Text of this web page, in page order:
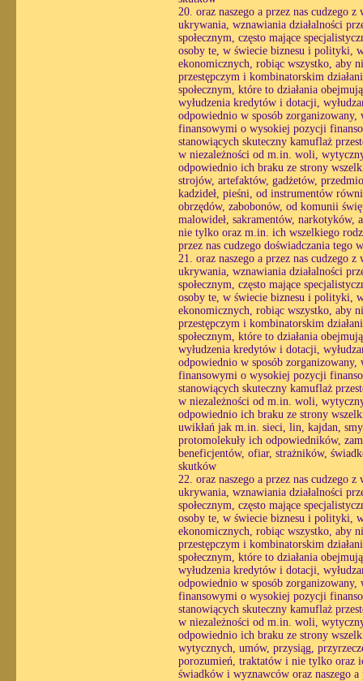
20. oraz naszego a przez nas cudzego
ukrywania, wznawiania działalności
społecznym, często mające
osoby te, w świecie biznesu i polityki,
ekonomicznych, robiąc wszystko, aby
przestępczym i kombinatorskim
społecznym, które to działania
wyłudzenia kredytów i dotacji,
odpowiednio w sposób
finansowymi o wysokiej pozycji
stanowiących skuteczny kamuflaż
w niezależności od m.in. woli,
odpowiednio ich braku ze strony
strojów, artefaktów, gadżetów,
kadzideł, pieśni, od instrumentów
obrzędów, zabobonów, od komunii
malowideł, sakramentów,
nie tylko oraz m.in. ich wszelkiego
przez nas cudzego doświadczania tego
21. oraz naszego a przez nas cudzego
ukrywania, wznawiania działalności
społecznym, często mające
osoby te, w świecie biznesu i polityki,
ekonomicznych, robiąc wszystko, aby
przestępczym i kombinatorskim
społecznym, które to działania
wyłudzenia kredytów i dotacji,
odpowiednio w sposób
finansowymi o wysokiej pozycji
stanowiących skuteczny kamuflaż
w niezależności od m.in. woli,
odpowiednio ich braku ze strony
uwikłań jak m.in. sieci, lin, kajdan,
protomolekuły ich odpowiedników,
beneficjentów, ofiar, strażników,
skutków
22. oraz naszego a przez nas cudzego
ukrywania, wznawiania działalności
społecznym, często mające
osoby te, w świecie biznesu i polityki,
ekonomicznych, robiąc wszystko, aby
przestępczym i kombinatorskim
społecznym, które to działania
wyłudzenia kredytów i dotacji,
odpowiednio w sposób
finansowymi o wysokiej pozycji
stanowiących skuteczny kamuflaż
w niezależności od m.in. woli,
odpowiednio ich braku ze strony
wytycznych, umów, przysiąg,
porozumień, traktatów i nie tylko oraz
świadków i wyznawców oraz naszego